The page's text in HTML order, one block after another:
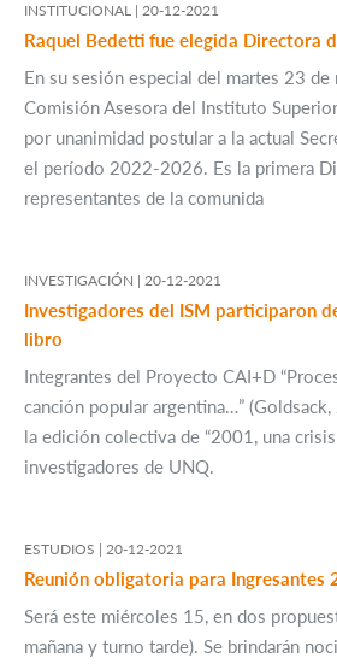
INSTITUCIONAL | 20-12-2021
Raquel Bedetti fue elegida Directora
En su sesión especial del martes 23 de
Comisión Asesora del Instituto
por unanimidad postular a la actual
el período 2022-2026. Es la primera
representantes de la comunida
INVESTIGACIÓN | 20-12-2021
Investigadores del ISM participaron
libro
Integrantes del Proyecto CAI+D
canción popular argentina…”
la edición colectiva de “2001, una crisis
investigadores de UNQ.
ESTUDIOS | 20-12-2021
Reunión obligatoria para Ingresantes
Será este miércoles 15, en dos
mañana y turno tarde). Se brindarán